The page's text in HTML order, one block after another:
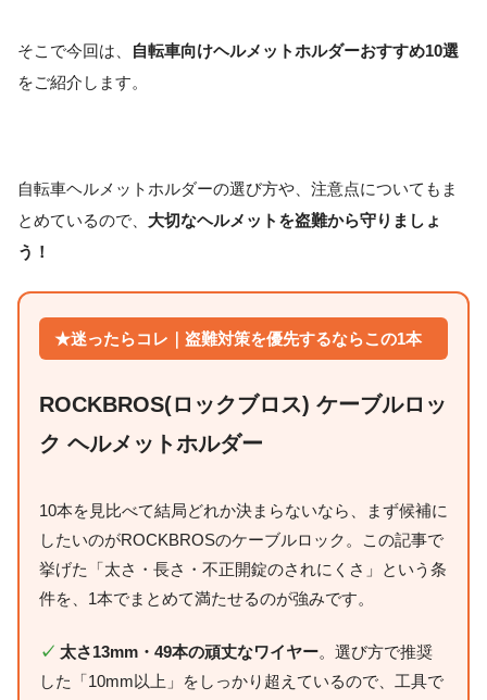
そこで今回は、
自転車向けヘルメットホルダーおすすめ10選
をご紹介します。
自転車ヘルメットホルダーの選び方や、注意点についてもま
とめているので、 大切なヘルメットを盗難から守りましょ
う！
★迷ったらコレ｜盗難対策を優先するならこの1本
ROCKBROS(ロックブロス) ケーブルロッ
ク ヘルメットホルダー
10本を見比べて結局どれか決まらないなら、まず候補に
したいのがROCKBROSのケーブルロック。この記事で
挙げた「太さ・長さ・不正開錠のされにくさ」という条
件を、1本でまとめて満たせるのが強みです。
✓ 太さ13mm・49本の頑丈なワイヤー。選び方で推奨
した「10mm以上」をしっかり超えているので、工具で